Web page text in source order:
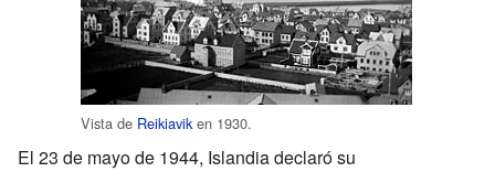
Vista de Reikiaviken 1930.
El 23 de mayo de 1944, Islandia declaró su